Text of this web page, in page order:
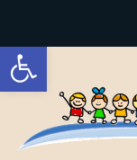
Open toolbar